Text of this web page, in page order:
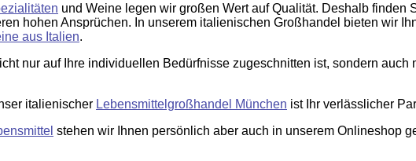
und Weine legen wir großen Wert auf Qualität. Deshalb
hohen Ansprüchen. In unserem italienischen Großhandel bieten wir
aus Italien.
nur auf Ihre individuellen Bedürfnisse zugeschnitten ist, sondern
italienischer Lebensmittelgroßhandel München ist Ihr verlässlicher
stehen wir Ihnen persönlich aber auch in unserem Onlineshop